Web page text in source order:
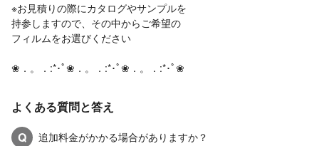
※お見積りの際にカタログやサンプルを
持参しますので、その中からご希望の
フィルムをお選びください
❀．。．:*･ﾟ❀．。．:*･ﾟ❀．。．:*･ﾟ❀
よくある質問と答え
Q
追加料金がかかる場合がありますか？